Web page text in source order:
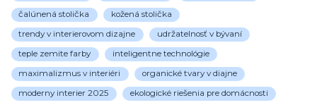
čalúnená stolička kožená stolička
trendy v interierovom dizajne udržatelnosť v bývaní
teple zemite farby inteligentne technológie
maximalizmus v interiéri organické tvary v diajne
moderny interier 2025 ekologické riešenia pre domácnosti